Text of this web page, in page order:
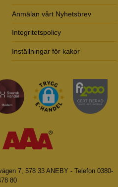
Anmälan vårt Nyhetsbrev
Integritetspolicy
Inställningar för kakor
7, 578 33 ANEBY - Telefon 0380-
80